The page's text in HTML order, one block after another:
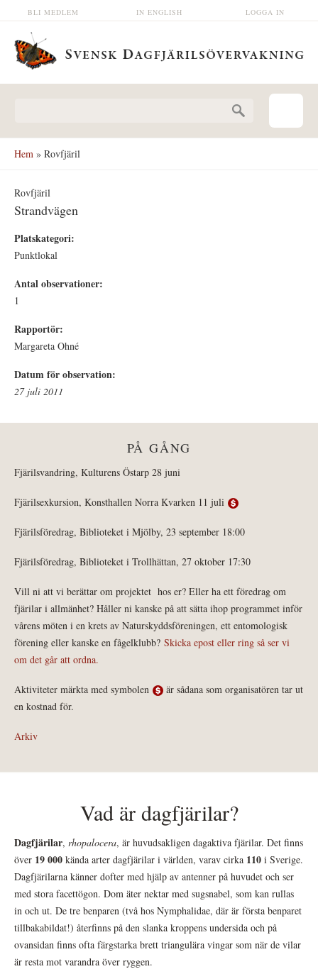
Hoppa till huvudinnehåll LOGGA IN
IN ENGLISH
BLI MEDLEM
Hem » Rovfjäril
Rovfjäril
Strandvägen
Platskategori:
Punktlokal
Antal observationer:
1
Rapportör:
Margareta Ohné
Datum för observation:
27 juli 2011
PÅ GÅNG
Fjärilsvandring, Kulturens Östarp 28 juni
Fjärilsexkursion, Konsthallen Norra Kvarken 11 juli
Fjärilsföredrag, Biblioteket i Mjölby, 23 september 18:00
Fjärilsföredrag, Biblioteket i Trollhättan, 27 oktober 17:30
Vill ni att vi berättar om projektet hos er? Eller ha ett föredrag om
fjärilar i allmänhet? Håller ni kanske på att sätta ihop programmet inför
vårens möten i en krets av Naturskyddsföreningen, ett entomologisk
förening eller kanske en fågelklubb? Skicka epost eller ring så ser vi
om det går att ordna.
Aktiviteter märkta med symbolen
är sådana som organisatören tar ut
en kostnad för.
Arkiv
Vad är dagfjärilar?
Dagfjärilar, rhopalocera, är huvudsakligen dagaktiva fjärilar. Det finns
över 19 000 kända arter dagfjärilar i världen, varav cirka 110 i Sverige.
Dagfjärilarna känner dofter med hjälp av antenner på huvudet och ser
med stora facettögon. Dom äter nektar med sugsnabel, som kan rullas
in och ut. De tre benparen (två hos Nymphalidae, där är första benparet
tillbakabildat!) återfinns på den slanka kroppens undersida och på
ovansidan finns ofta färgstarka brett triangulära vingar som när de vilar
är resta mot varandra över ryggen.